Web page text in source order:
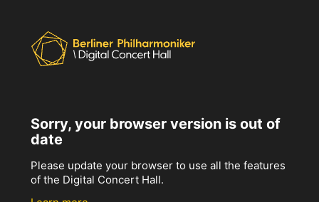
Sorry, your browser version is out of
date
Please update your browser to use all the features
of the Digital Concert Hall.